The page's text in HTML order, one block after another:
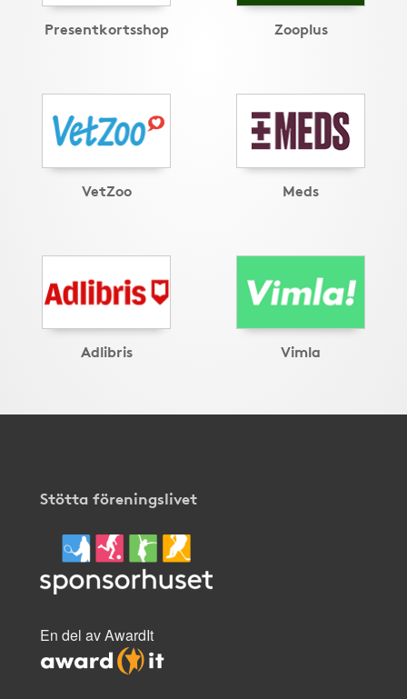
Presentkortsshop Zooplus
VetZoo Meds
Adlibris Vimla
Stötta föreningslivet
En del av AwardIt